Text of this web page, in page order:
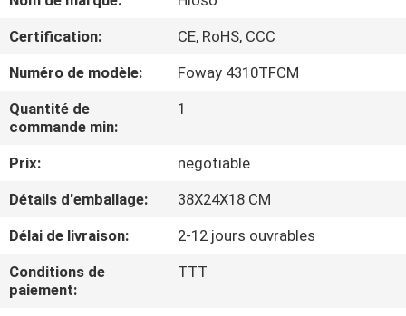
DE
NOUS
VISITE
D'USINE
CONTRÔLE
DE
QUALITÉ
Certification:
CE, RoHS, CCC
Numéro de modèle:
Foway 4310TFCM
Quantité de
commande min:
1
Prix:
negotiable
Détails d'emballage:
38X24X18 CM
Délai de livraison:
2-12 jours ouvrables
Conditions de
paiement:
TTT